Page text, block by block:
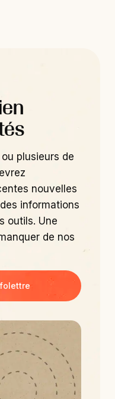
plusieurs de
nouvelles
informations
outils. Une
de nos